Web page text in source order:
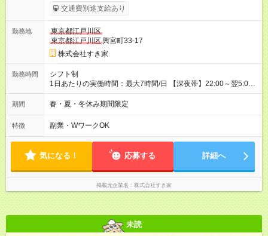
【試用期間】試用期間あり 試用期間の長さ：1ヶ月 雇用形態、
給与は本採用時と同じです。 試用期間の実態は30日（※条件変
修制度あり：15時間(研修中も同時給）
交通費別途支給あり
勤務地
東京都江戸川区
東京都江戸川区興宮町33-17
株式会社すき家
勤務時間
シフト制
1日あたりの実働時間：最大7時間/日 【深夜帯】22:00～翌5:00
週2日～・1日2h～OK◎ ※22:00から翌5:00までは18歳以上の方
のみ勤務可能です（18歳未満の深夜業務禁止のため） ★深夜で
す。 必ず、2名以上での勤務を行いますので、安心して働けま
す。
期間 春・夏・冬休み期間限定
特徴 副業・WワークOK
気になる！ 応募する 詳細へ
掲載元企業名 株式会社すき家
未読